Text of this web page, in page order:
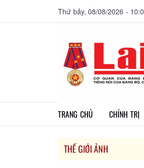
Thứ bảy, 08/08/2026 -
TRANG CHỦ CHÍNH TRỊ
THẾ GIỚI ẢNH